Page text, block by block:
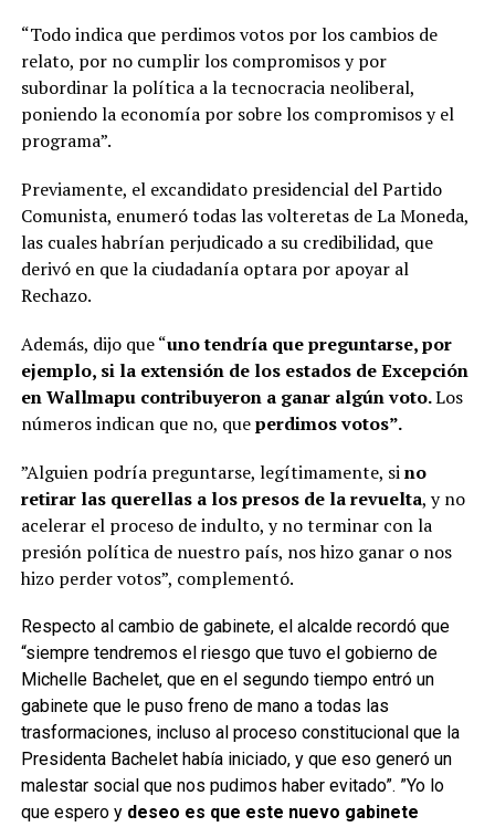
“Todo indica que perdimos votos por los cambios de
relato, por no cumplir los compromisos y por
subordinar la política a la tecnocracia neoliberal,
poniendo la economía por sobre los compromisos y el
programa”.
Previamente, el excandidato presidencial del Partido
Comunista, enumeró todas las volteretas de La Moneda,
las cuales habrían perjudicado a su credibilidad, que
derivó en que la ciudadanía optara por apoyar al
Rechazo.
Además, dijo que “uno tendría que preguntarse, por
ejemplo, si la extensión de los estados de Excepción
en Wallmapu contribuyeron a ganar algún voto.Los
números indican que no, queperdimos votos”.
”Alguien podría preguntarse, legítimamente, sino
retirar las querellas a los presos de la revuelta, y no
acelerar el proceso de indulto, y no terminar con la
presión política de nuestro país, nos hizo ganar o nos
hizo perder votos”, complementó.
Respecto al cambio de gabinete, el alcalde recordó que
“siempre tendremos el riesgo que tuvo el gobierno de
Michelle Bachelet, que en el segundo tiempo entró un
gabinete que le puso freno de mano a todas las
trasformaciones, incluso al proceso constitucional que la
Presidenta Bachelet había iniciado, y que eso generó un
malestar social que nos pudimos haber evitado”. ”Yo lo
que espero y deseo es que este nuevo gabinete